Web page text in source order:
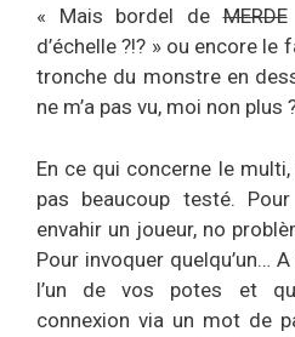
« Mais bordel deMERDE
d’échelle ?!? » ou encore
tronche du monstre en
ne m’a pas vu, moi non plus
En ce qui concerne le
pas beaucoup testé.
envahir un joueur, no
Pour invoquer quelqu’un…
l’un de vos potes et
connexion via un mot de